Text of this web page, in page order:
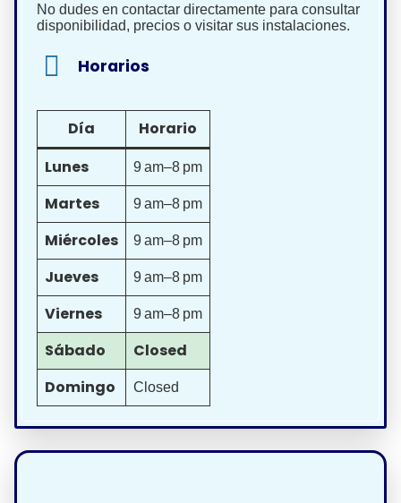
No dudes en contactar directamente para consultar
disponibilidad, precios o visitar sus instalaciones.
Horarios
Día
Horario
Lunes
9 am–8 pm
Martes 9 am–8 pm
Miércoles 9 am–8 pm
Jueves 9 am–8 pm
Viernes 9 am–8 pm
Sábado
Closed
Domingo
Closed